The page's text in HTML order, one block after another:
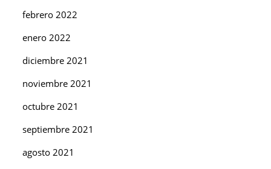
febrero 2022
enero 2022
diciembre 2021
noviembre 2021
octubre 2021
septiembre 2021
agosto 2021